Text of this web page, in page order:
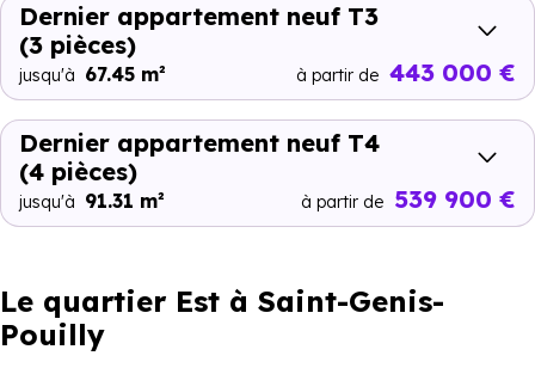
Dernier appartement neuf T3
(3 pièces)
jusqu'à 67.45 m² à partir de 443 000 €
Dernier appartement neuf T4
(4 pièces)
jusqu'à 91.31 m² à partir de 539 900 €
Le quartier Est à Saint-Genis-
Pouilly